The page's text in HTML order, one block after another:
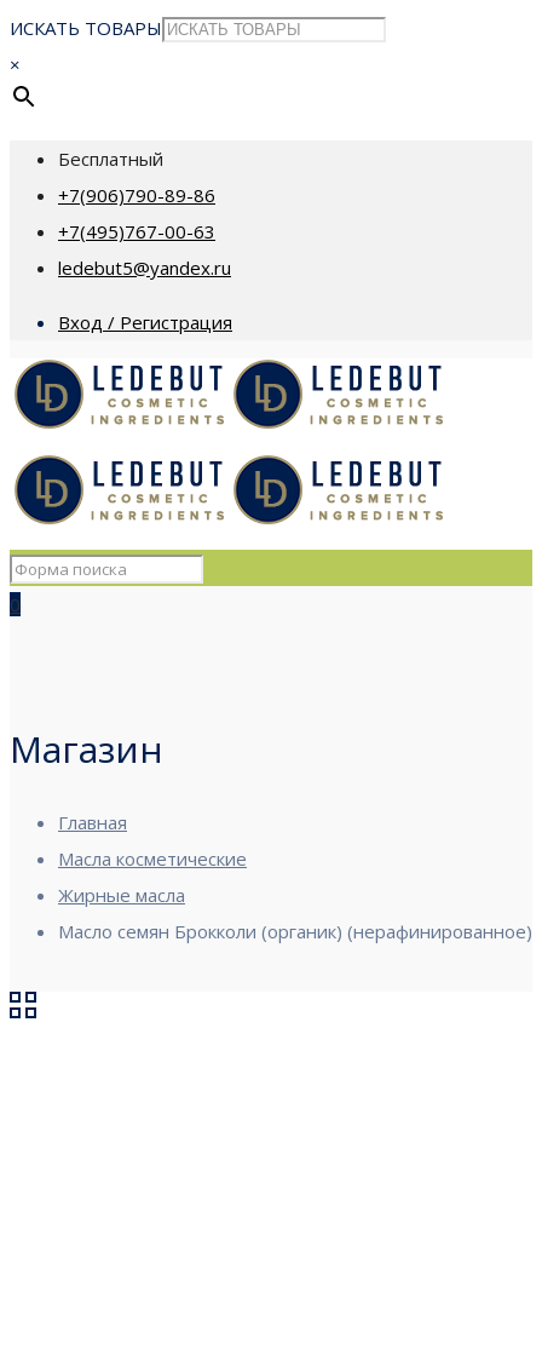
ИСКАТЬ ТОВАРЫ
×
Бесплатный
+7(906)790-89-86
+7(495)767-00-63
ledebut5@yandex.ru
Вход / Регистрация
0
Магазин
Главная
Масла косметические
Жирные масла
Масло семян Брокколи (органик) (нерафинированное)